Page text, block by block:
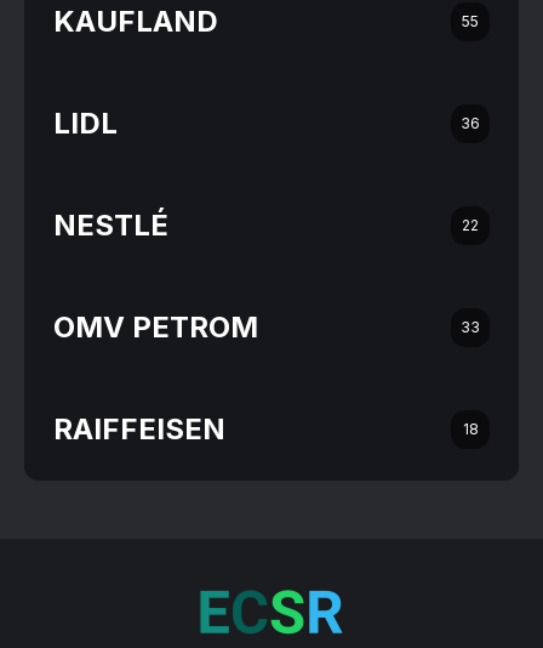
KAUFLAND 55
LIDL 36
NESTLÉ 22
OMV PETROM 33
RAIFFEISEN 18